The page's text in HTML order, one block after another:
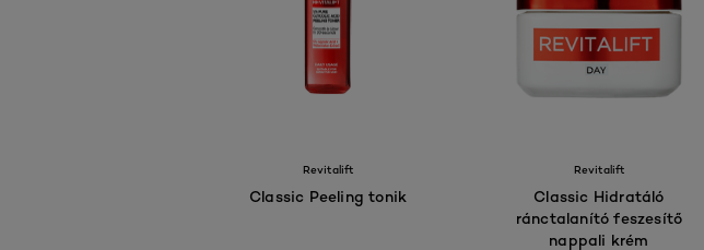
Revitalift
Classic Peeling tonik
Revitalift
Classic Hidratáló
ránctalanító feszesítő
nappali krém